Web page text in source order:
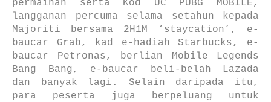
permainan serta Kod UC PUBG MOBILE,
langganan percuma selama setahun kepada
Majoriti bersama 2H1M ‘staycation’, e-
baucar Grab, kad e-hadiah Starbucks, e-
baucar Petronas, berlian Mobile Legends
Bang Bang, e-baucar beli-belah Lazada
dan banyak lagi. Selain daripada itu,
para peserta juga berpeluang untuk